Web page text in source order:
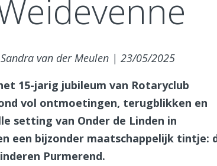
van der Meulen | 23/05/2025
15-jarig jubileum van Rotaryclub
vol ontmoetingen, terugblikken en
setting van Onder de Linden in
een bijzonder maatschappelijk tintje:
Purmerend.